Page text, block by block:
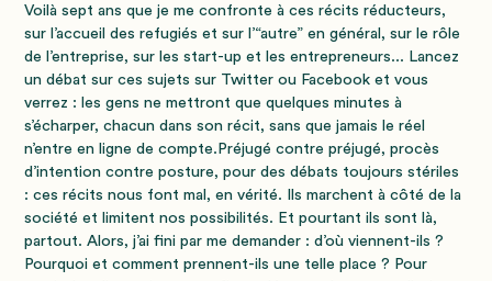
Voilà sept ans que je me confronte à ces récits réducteurs,
sur l’accueil des refugiés et sur l’“autre” en général, sur le rôle
de l’entreprise, sur les start-up et les entrepreneurs... Lancez
un débat sur ces sujets sur Twitter ou Facebook et vous
verrez : les gens ne mettront que quelques minutes à
s’écharper, chacun dans son récit, sans que jamais le réel
n’entre en ligne de compte.Préjugé contre préjugé, procès
d’intention contre posture, pour des débats toujours stériles
: ces récits nous font mal, en vérité. Ils marchent à côté de la
société et limitent nos possibilités. Et pourtant ils sont là,
partout. Alors, j’ai fini par me demander : d’où viennent-ils ?
Pourquoi et comment prennent-ils une telle place ? Pour